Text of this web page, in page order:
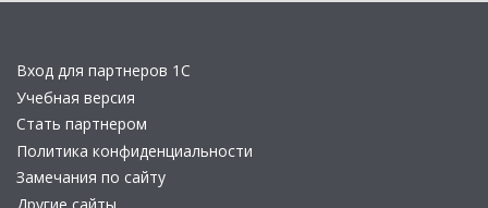
Вход для партнеров 1С
Учебная версия
Стать партнером
Политика конфиденциальности
Замечания по сайту